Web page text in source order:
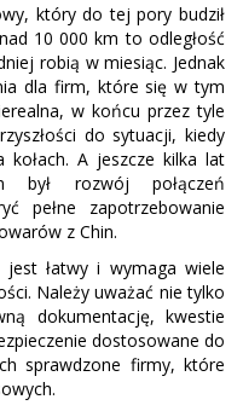
który do tej pory budził
10 000 km to odległość
robią w miesiąc. Jednak
dla firm, które się w tym
w końcu przez tyle
do sytuacji, kiedy
kołach. A jeszcze kilka lat
był rozwój połączeń
pełne zapotrzebowanie
z Chin.
łatwy i wymaga wiele
Należy uważać nie tylko
dokumentację, kwestie
dostosowane do
sprawdzone firmy, które